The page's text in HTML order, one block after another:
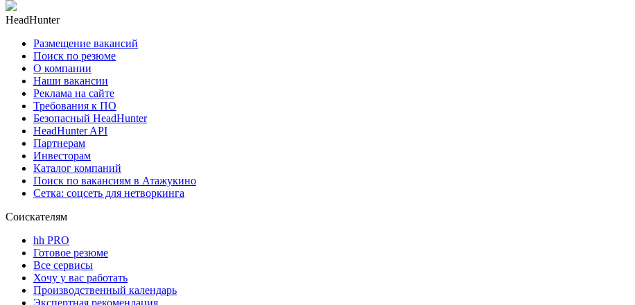
HeadHunter
Размещение вакансий
Поиск по резюме
О компании
Наши вакансии
Реклама на сайте
Требования к ПО
Безопасный HeadHunter
HeadHunter API
Партнерам
Инвесторам
Каталог компаний
Поиск по вакансиям в Атажукино
Сетка: соцсеть для нетворкинга
Соискателям
hh PRO
Готовое резюме
Все сервисы
Хочу у вас работать
Производственный календарь
Экспертная рекомендация